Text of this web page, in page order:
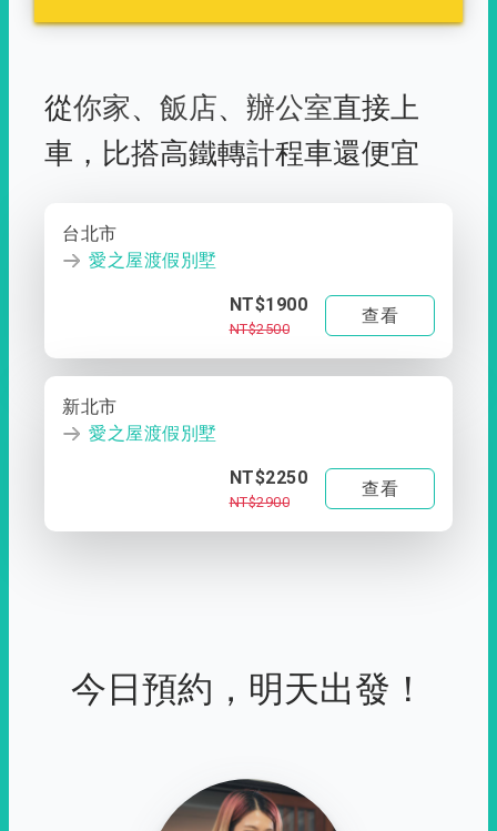
從你家、 飯店、 辦公室直接上
車， 比搭高鐵轉計程車還便宜
台北市
愛之屋渡假別墅
NT$1900
NT$2500
查看
新北市
愛之屋渡假別墅
NT$2250
NT$2900
查看
今日預約，明天出發！